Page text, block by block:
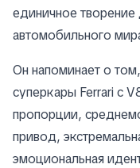
единичное
автомобильного
Он напоминает о
суперкары Ferrari с
пропорции,
привод,
эмоциональная